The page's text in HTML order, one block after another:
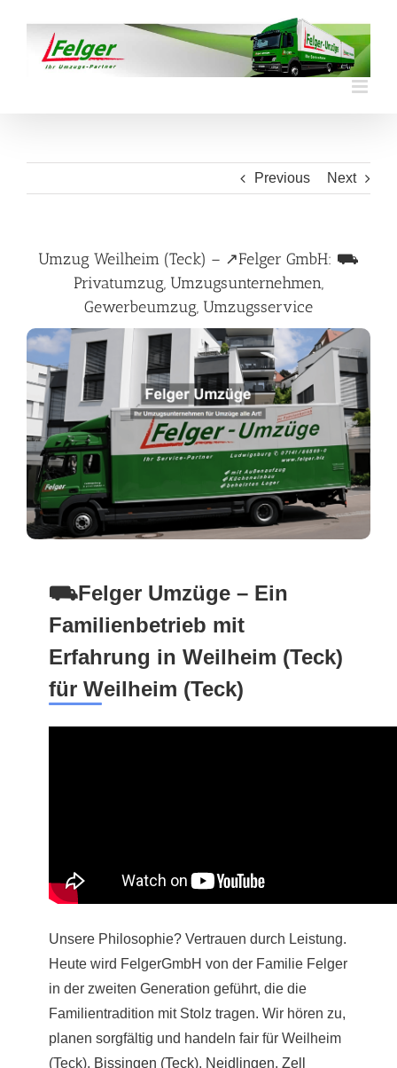
content
Previous Next
Umzug Weilheim (Teck) – ↗️Felger GmbH: ⛟
Privatumzug, Umzugsunternehmen,
Gewerbeumzug, Umzugsservice
⛟Felger Umzüge – Ein
Familienbetrieb mit
Erfahrung in Weilheim (Teck)
für Weilheim (Teck)
Unsere Philosophie? Vertrauen durch Leistung.
Heute wird FelgerGmbH von der Familie Felger
in der zweiten Generation geführt, die die
Familientradition mit Stolz tragen. Wir hören zu,
planen sorgfältig und handeln fair für Weilheim
(Teck), Bissingen (Teck), Neidlingen, Zell